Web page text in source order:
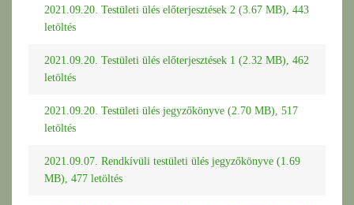
2021.09.20. Testületi ülés előterjesztések 2 (3.67 MB), 443
letöltés
2021.09.20. Testületi ülés előterjesztések 1 (2.32 MB), 462
letöltés
2021.09.20. Testületi ülés jegyzőkönyve (2.70 MB), 517
letöltés
2021.09.07. Rendkívüli testületi ülés jegyzőkönyve (1.69
MB), 477 letöltés